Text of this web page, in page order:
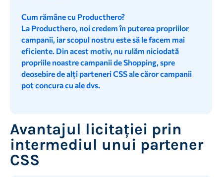
Cum rămâne cu Producthero?
La Producthero, noi credem în puterea propriilor
campanii, iar scopul nostru este să le facem mai
eficiente. Din acest motiv, nu rulăm niciodată
propriile noastre campanii de Shopping, spre
deosebire de alți parteneri CSS ale căror campanii
pot concura cu ale dvs.
Avantajul licitației prin
intermediul unui partener
CSS